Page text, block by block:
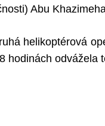
Abu
helikoptérová
hodinách odvážela